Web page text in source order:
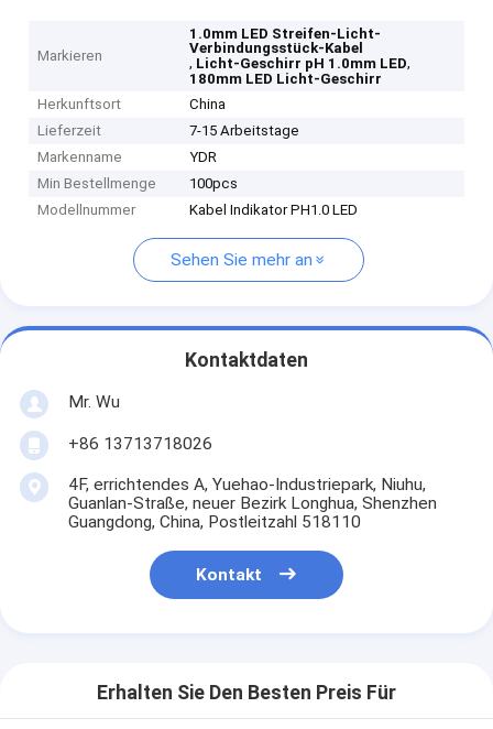
Markieren
1.0mm LED Streifen-Licht-
Verbindungsstück-Kabel
, Licht-Geschirr pH 1.0mm LED,
180mm LED Licht-Geschirr
Herkunftsort
China
Lieferzeit
7-15 Arbeitstage
Markenname
YDR
Min Bestellmenge
100pcs
Modellnummer
Kabel Indikator PH1.0 LED
Sehen Sie mehr an
Kontaktdaten
Mr. Wu
+86 13713718026
4F, errichtendes A, Yuehao-Industriepark, Niuhu,
Guanlan-Straße, neuer Bezirk Longhua, Shenzhen
Guangdong, China, Postleitzahl 518110
Kontakt
Erhalten Sie Den Besten Preis Für